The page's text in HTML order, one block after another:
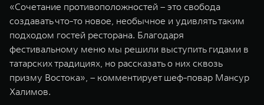
«Сочетание противоположностей – это свобода
создавать что-то новое, необычное и удивлять таким
подходом гостей ресторана. Благодаря
фестивальному меню мы решили выступить гидами в
татарских традициях, но рассказать о них сквозь
призму Востока», – комментирует шеф-повар Мансур
Халимов.